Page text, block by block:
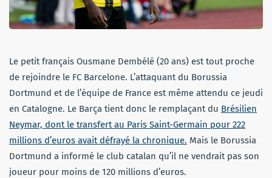
Le petit français Ousmane Dembélé (20 ans) est tout proche
de rejoindre le FC Barcelone. L’attaquant du Borussia
Dortmund et de l’équipe de France est même attendu ce jeudi
en Catalogne. Le Barça tient donc le remplaçant du Brésilien
Neymar, dont le transfert au Paris Saint-Germain pour 222
millions d’euros avait défrayé la chronique. Mais le Borussia
Dortmund a informé le club catalan qu’il ne vendrait pas son
joueur pour moins de 120 millions d’euros.